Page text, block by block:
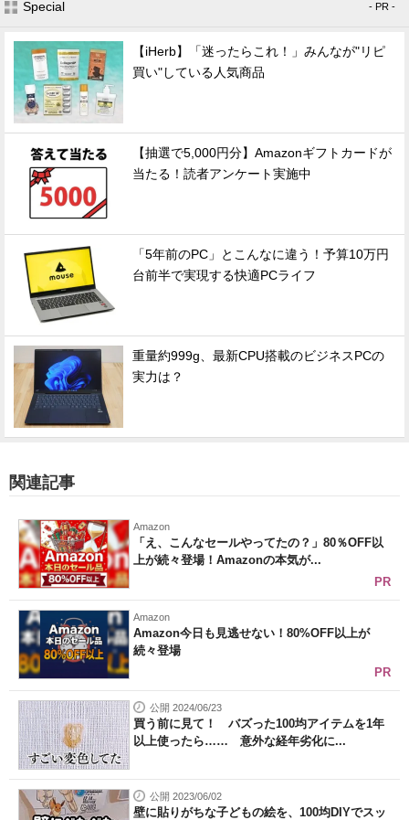
Special - PR -
【iHerb】「迷ったらこれ！」みんなが"リピ
買い"している人気商品
【抽選で5,000円分】Amazonギフトカードが
当たる！読者アンケート実施中
「5年前のPC」とこんなに違う！予算10万円
台前半で実現する快適PCライフ
重量約999g、最新CPU搭載のビジネスPCの
実力は？
関連記事
Amazon
「え、こんなセールやってたの？」80％OFF以
上が続々登場！Amazonの本気が...
PR
Amazon
Amazon今日も見逃せない！80%OFF以上が
続々登場
PR
公開 2024/06/23
買う前に見て！ バズった100均アイテムを1年
以上使ったら…… 意外な経年劣化に...
公開 2023/06/02
壁に貼りがちな子どもの絵を、100均DIYでスッ